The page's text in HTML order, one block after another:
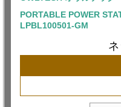
PORTABLE POWER
LPBL100501-GM
ネ